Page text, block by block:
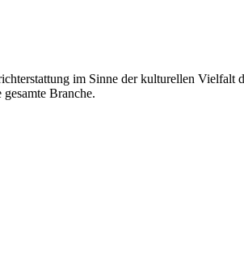
im Sinne der kulturellen
Branche.